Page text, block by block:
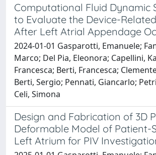
Computational Fluid Dynamic
to Evaluate the Device-
After Left Atrial Appendage
2024-01-01 Gasparotti, Emanuele;
Marco; Del Pia, Eleonora; Capellini,
Francesca; Berti, Francesca;
Berti, Sergio; Pennati, Giancarlo;
Celi, Simona
Design and Fabrication of 3D
Deformable Model of Patient-
Left Atrium for PIV